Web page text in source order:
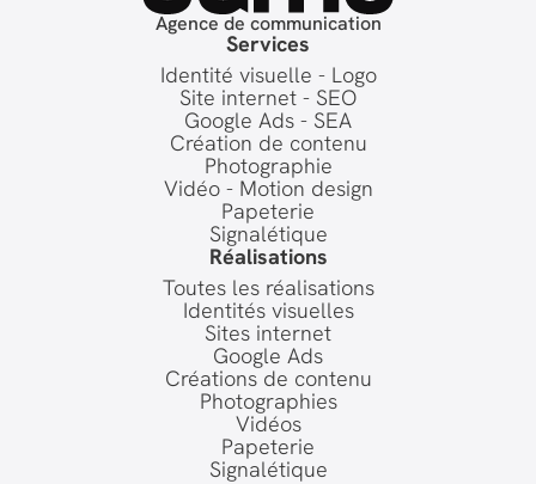
Agence de communication
Services
Identité visuelle - Logo
Site internet - SEO
Google Ads - SEA
Création de contenu
Photographie
Vidéo - Motion design
Papeterie
Signalétique
Réalisations
Toutes les réalisations
Identités visuelles
Sites internet
Google Ads
Créations de contenu
Photographies
Vidéos
Papeterie
Signalétique